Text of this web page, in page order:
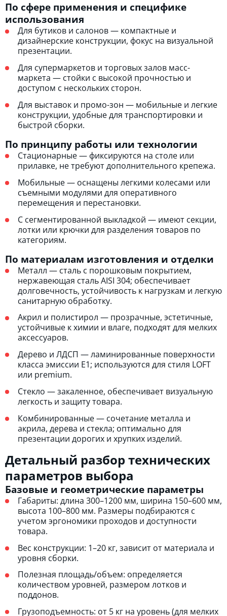
По сфере применения и специфике
использования
Для бутиков и салонов — компактные и
дизайнерские конструкции, фокус на визуальной
презентации.
Для супермаркетов и торговых залов масс-
маркета — стойки с высокой прочностью и
доступом с нескольких сторон.
Для выставок и промо-зон — мобильные и легкие
конструкции, удобные для транспортировки и
быстрой сборки.
По принципу работы или технологии
Стационарные — фиксируются на столе или
прилавке, не требуют дополнительного крепежа.
Мобильные — оснащены легкими колесами или
съемными модулями для оперативного
перемещения и перестановки.
С сегментированной выкладкой — имеют секции,
лотки или крючки для разделения товаров по
категориям.
По материалам изготовления и отделки
Металл — сталь с порошковым покрытием,
нержавеющая сталь AISI 304; обеспечивает
долговечность, устойчивость к нагрузкам и легкую
санитарную обработку.
Акрил и полистирол — прозрачные, эстетичные,
устойчивые к химии и влаге, подходят для мелких
аксессуаров.
Дерево и ЛДСП — ламинированные поверхности
класса эмиссии E1; используются для стиля LOFT
или premium.
Стекло — закаленное, обеспечивает визуальную
легкость и защиту товара.
Комбинированные — сочетание металла и
акрила, дерева и стекла; оптимально для
презентации дорогих и хрупких изделий.
Детальный разбор технических
параметров выбора
Базовые и геометрические параметры
Габариты: длина 300–1200 мм, ширина 150–600 мм,
высота 100–800 мм. Размеры подбираются с
учетом эргономики проходов и доступности
товара.
Вес конструкции: 1–20 кг, зависит от материала и
уровня сборки.
Полезная площадь/объем: определяется
количеством уровней, размером лотков и
поддонов.
Грузоподъемность: от 5 кг на уровень (для мелких